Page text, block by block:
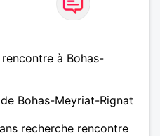
à Bohas-
Bohas-Meyriat-Rignat
recherche rencontre